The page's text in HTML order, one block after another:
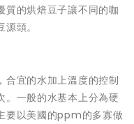
質的烘焙豆子讓不同的咖
頭。
合宜的水加上溫度的控制
。一般的水基本上分為硬
要以美國的ppm的多寡做